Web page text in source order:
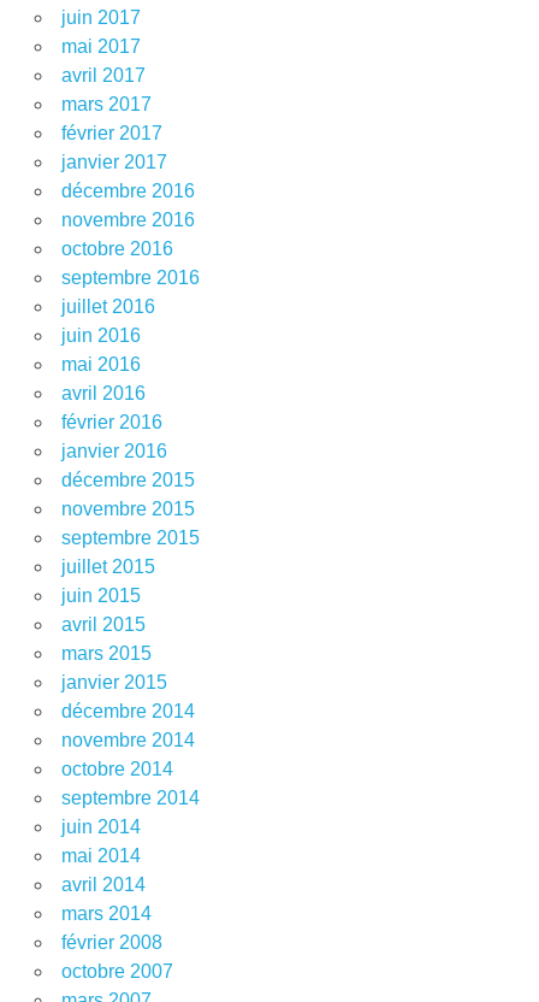
juin 2017
mai 2017
avril 2017
mars 2017
février 2017
janvier 2017
décembre 2016
novembre 2016
octobre 2016
septembre 2016
juillet 2016
juin 2016
mai 2016
avril 2016
février 2016
janvier 2016
décembre 2015
novembre 2015
septembre 2015
juillet 2015
juin 2015
avril 2015
mars 2015
janvier 2015
décembre 2014
novembre 2014
octobre 2014
septembre 2014
juin 2014
mai 2014
avril 2014
mars 2014
février 2008
octobre 2007